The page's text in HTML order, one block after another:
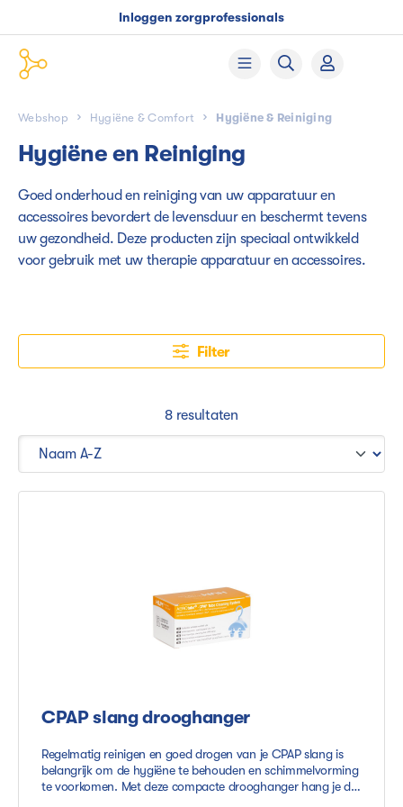
Inloggen zorgprofessionals
Webshop Hygiëne & Comfort Hygiëne & Reiniging
Hygiëne en Reiniging
Goed onderhoud en reiniging van uw apparatuur en
accessoires bevordert de levensduur en beschermt tevens
uw gezondheid. Deze producten zijn speciaal ontwikkeld
voor gebruik met uw therapie apparatuur en accessoires.
Filter
8 resultaten
CPAP slang drooghanger
Regelmatig reinigen en goed drogen van je CPAP slang is
belangrijk om de hygiëne te behouden en schimmelvorming
te voorkomen. Met deze compacte drooghanger hang je de